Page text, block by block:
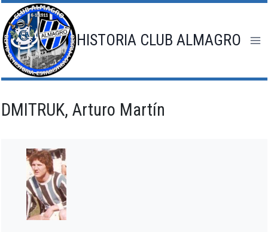
Saltar
al
contenido
HISTORIA CLUB ALMAGRO
DMITRUK, Arturo Martín